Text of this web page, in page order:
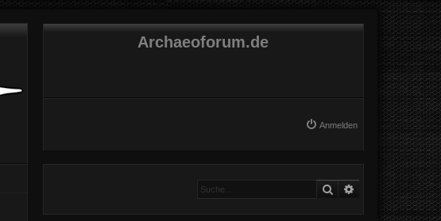
Archaeoforum.de
Anmelden
Suche Erweiterte Suche